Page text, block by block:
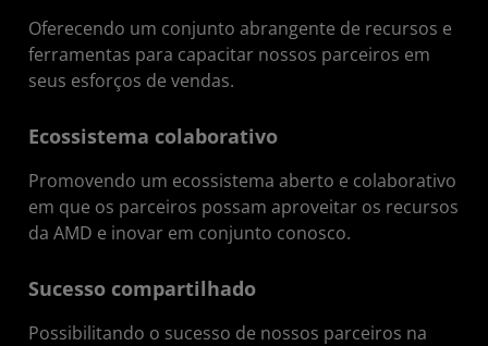
Oferecendo um conjunto abrangente de recursos e
ferramentas para capacitar nossos parceiros em
seus esforços de vendas.
Ecossistema colaborativo
Promovendo um ecossistema aberto e colaborativo
em que os parceiros possam aproveitar os recursos
da AMD e inovar em conjunto conosco.
Sucesso compartilhado
Possibilitando o sucesso de nossos parceiros na